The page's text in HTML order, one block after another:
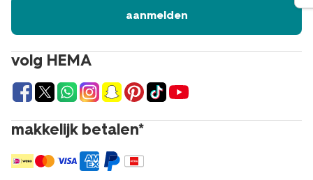
volg HEMA
makkelijk betalen*
aanmelden